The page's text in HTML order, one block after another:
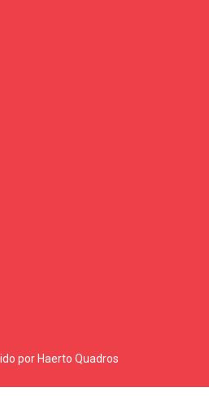
por Haerto Quadros